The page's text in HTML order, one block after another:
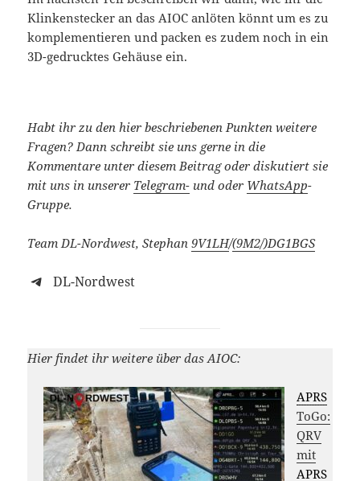
Klinkenstecker an das AIOC anlöten könnt um es zu
komplementieren und packen es zudem noch in ein
3D-gedrucktes Gehäuse ein.
Habt ihr zu den hier beschriebenen Punkten weitere
Fragen? Dann schreibt sie uns gerne in die
Kommentare unter diesem Beitrag oder diskutiert sie
mit uns in unserer Telegram- und oder WhatsApp-
Gruppe.
Team DL-Nordwest, Stephan9V1LH/(9M2/)DG1BGS
DL-Nordwest
Hier findet ihr weitere über das AIOC:
APRS
ToGo:
QRV
mit
APRS